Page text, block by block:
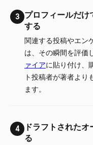
3
プロフィールだけ
する
関連する投稿やエン
は、その瞬間を評価
ァイアに貼り付け、
ト投稿者が著者より
ます。
4
ドラフトされた
る